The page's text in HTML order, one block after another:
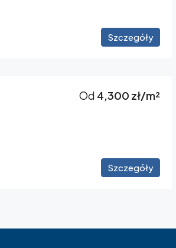
Szczegóły
Od 4,300 zł/m²
Szczegóły